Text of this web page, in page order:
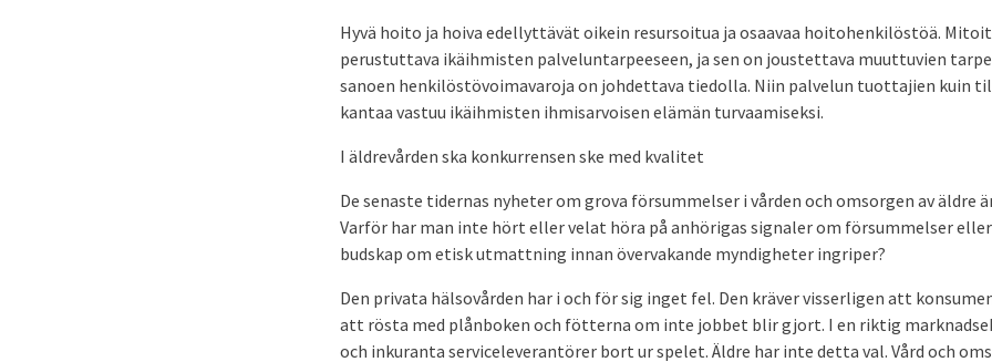
Hyvä hoito ja hoiva edellyttävät oikein resursoitua ja osaavaa hoitohenkilöstöä.
perustuttava ikäihmisten palveluntarpeeseen, ja sen on joustettava muuttuvien
sanoen henkilöstövoimavaroja on johdettava tiedolla. Niin palvelun tuottajien kuin
kantaa vastuu ikäihmisten ihmisarvoisen elämän turvaamiseksi.
I äldrevården ska konkurrensen ske med kvalitet
De senaste tidernas nyheter om grova försummelser i vården och omsorgen av äldre
Varför har man inte hört eller velat höra på anhörigas signaler om försummelser
budskap om etisk utmattning innan övervakande myndigheter ingriper?
Den privata hälsovården har i och för sig inget fel. Den kräver visserligen att
att rösta med plånboken och fötterna om inte jobbet blir gjort. I en riktig
och inkuranta serviceleverantörer bort ur spelet. Äldre har inte detta val. Vård och